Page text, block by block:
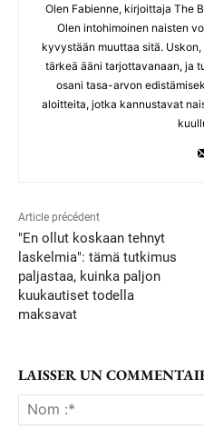
Olen Fabienne, kirjoittaja The
Olen intohimoinen naisten
kyvystään muuttaa sitä.
tärkeä ääni tarjottavanaan, ja
osani tasa-arvon
aloitteita, jotka kannustavat
Article précédent
"En ollut koskaan tehnyt
laskelmia": tämä tutkimus
paljastaa, kuinka paljon
kuukautiset todella
maksavat
LAISSER UN